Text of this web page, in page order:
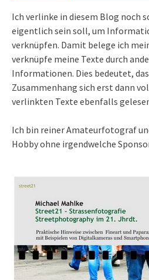
Ich verlinke in diesem Blog noch
eigentlich sein soll, um
verknüpfen. Damit belege ich
verknüpfe meine Texte durch
Informationen. Dies bedeutet,
Zusammenhang sich erst dann
verlinkten Texte ebenfalls
Ich bin reiner Amateurfotograf
Hobby ohne irgendwelche